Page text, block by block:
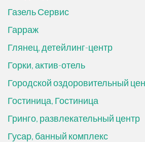
Газель Сервис
Гарраж
Глянец, детейлинг-центр
Горки, актив-отель
Городской оздоровительный
Гостиница, Гостиница
Гринго, развлекательный центр
Гусар, банный комплекс